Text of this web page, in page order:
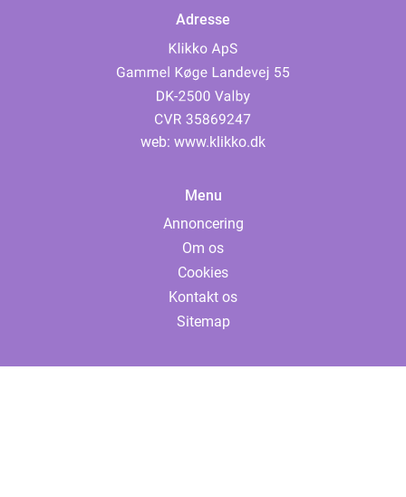
Adresse
web: www.klikko.dk
Menu
Annoncering
Om os
Cookies
Kontakt os
Sitemap